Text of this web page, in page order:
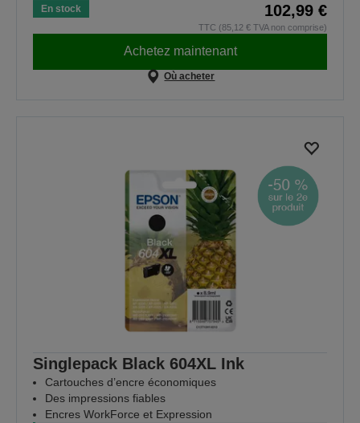
En stock 102,99 €
TTC (85,12 € TVA non comprise)
Achetez maintenant
Où acheter
Singlepack Black 604XL Ink
Cartouches d’encre économiques
Des impressions fiables
Encres WorkForce et Expression